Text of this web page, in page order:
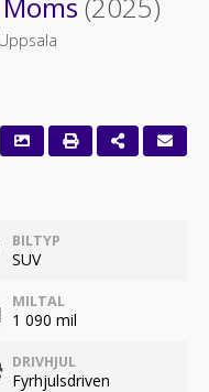
BILTYP
SUV
MILTAL
1 090 mil
DRIVHJUL
Fyrhjulsdriven